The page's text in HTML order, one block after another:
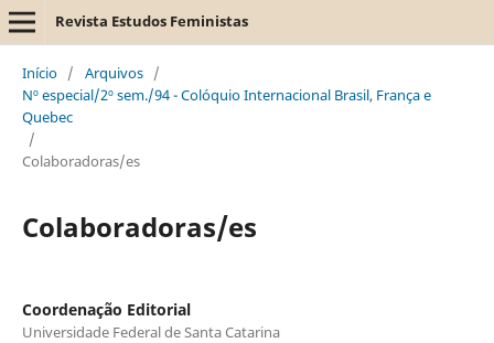
Revista Estudos Feministas
Início / Arquivos /
Nº especial/2º sem./94 - Colóquio Internacional Brasil, França e
Quebec
/
Colaboradoras/es
Colaboradoras/es
Coordenação Editorial
Universidade Federal de Santa Catarina